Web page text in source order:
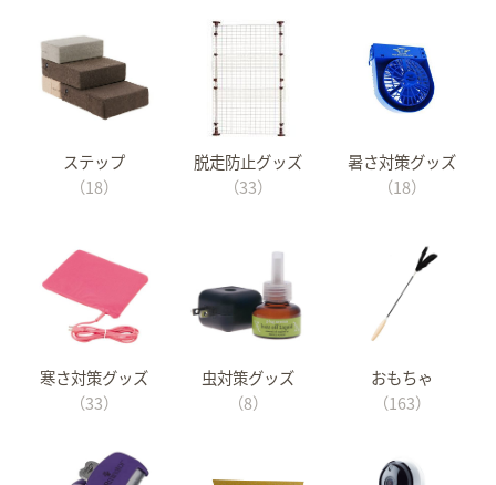
ステップ
（18）
脱走防止グッズ
（33）
暑さ対策グッズ
（18）
寒さ対策グッズ
（33）
虫対策グッズ
（8）
おもちゃ
（163）